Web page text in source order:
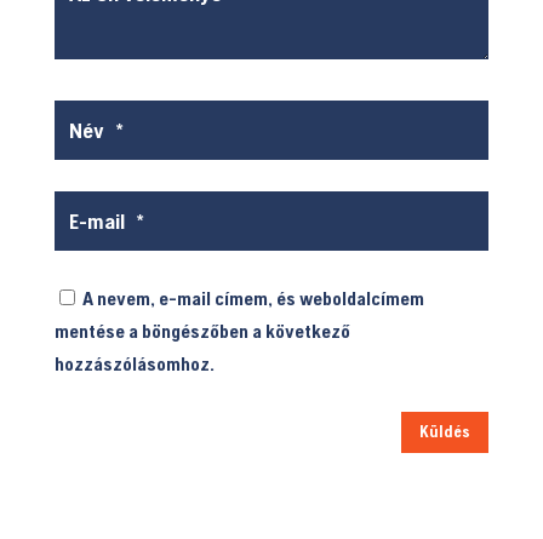
A nevem, e-mail címem, és weboldalcímem
mentése a böngészőben a következő
hozzászólásomhoz.
Küldés